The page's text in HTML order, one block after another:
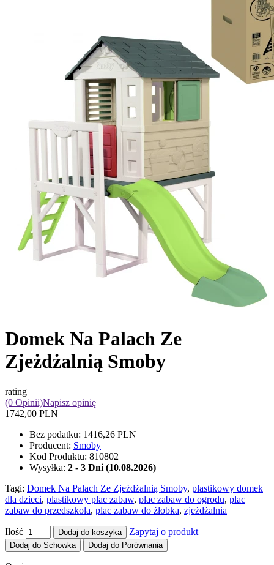
Domek Na Palach Ze
Zjeżdżalnią Smoby
rating
(0 Opinii)Napisz opinię
1742,00 PLN
Bez podatku: 1416,26 PLN
Producent: Smoby
Kod Produktu: 810802
Wysyłka: 2 - 3 Dni (10.08.2026)
Tagi: Domek Na Palach Ze Zjeżdżalnią Smoby, plastikowy domek
dla dzieci, plastikowy plac zabaw, plac zabaw do ogrodu, plac
zabaw do przedszkola, plac zabaw do żłobka, zjeżdżalnia
Ilość Dodaj do koszyka Zapytaj o produkt
Dodaj do Schowka Dodaj do Porównania